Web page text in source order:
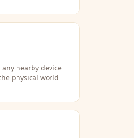
any nearby device
physical world